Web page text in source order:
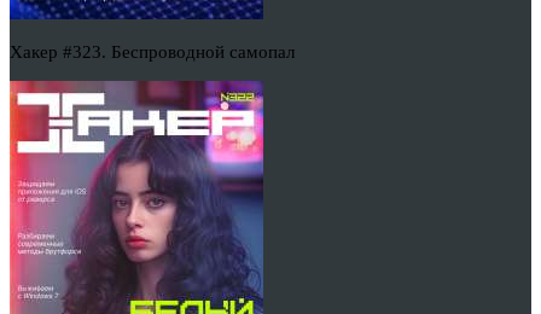
Хакер #323. Беспроводной самопал